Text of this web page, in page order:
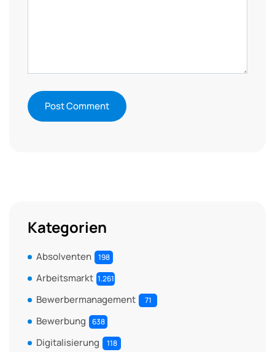
Kategorien
Absolventen 198
Arbeitsmarkt 1.261
Bewerbermanagement 71
Bewerbung 638
Digitalisierung 118